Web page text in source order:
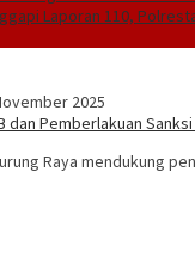
Laporan 110,
2025
dan Pemberlakuan
Murung Raya